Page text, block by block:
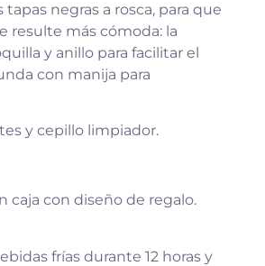
negras a rosca, para que
resulte más cómoda: la
y anillo para facilitar el
con manija para
y cepillo limpiador.
caja con diseño de regalo.
frías durante 12 horas y